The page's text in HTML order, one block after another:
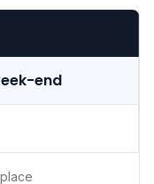
end